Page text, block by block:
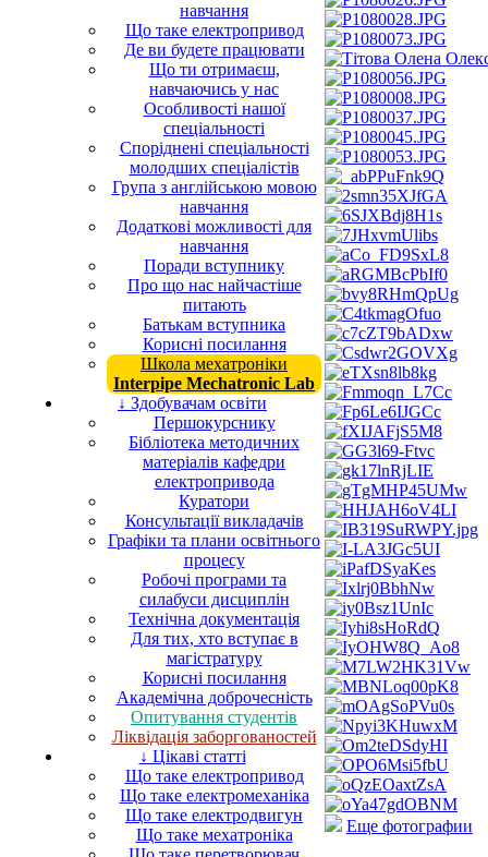
навчання
Що таке електропривод
Де ви будете працювати
Що ти отримаєш,
навчаючись у нас
Особливості нашої
спеціальності
Споріднені спеціальності
молодших спеціалістів
Група з англійською мовою
навчання
Додаткові можливості для
навчання
Поради вступнику
Про що нас найчастіше
питають
Батькам вступника
Корисні посилання
Школа мехатроніки
Interpipe Mechatronic Lab
↓ Здобувачам освіти
Першокурснику
Бібліотека методичних
матеріалів кафедри
електропривода
Куратори
Консультації викладачів
Графіки та плани освітнього
процесу
Робочі програми та
силабуси дисциплін
Технічна документація
Для тих, хто вступає в
магістратуру
Корисні посилання
Академічна доброчесність
Опитування студентів
Ліквідація заборгованостей
↓ Цікаві статті
Що таке електропривод
Що таке електромеханіка
Що таке електродвигун
Що таке мехатроніка
Еще фотографии